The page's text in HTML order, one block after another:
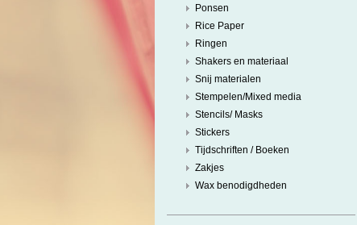
Ponsen
Rice Paper
Ringen
Shakers en materiaal
Snij materialen
Stempelen/Mixed media
Stencils/ Masks
Stickers
Tijdschriften / Boeken
Zakjes
Wax benodigdheden